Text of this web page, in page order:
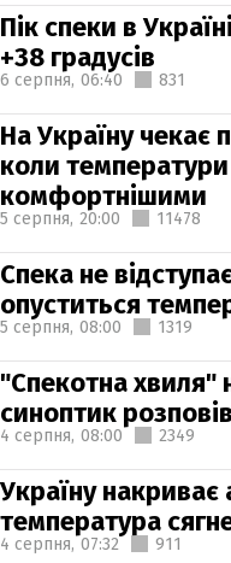
Пік спеки в
+38 градусів
6 серпня, 06:40 831
На Україну чекає
коли температури
комфортнішими
5 серпня, 20:00 11478
Спека не
опуститься
5 серпня, 08:00 1319
"Спекотна хвиля"
синоптик
4 серпня, 08:00 2349
Україну
температура
4 серпня, 07:32 911